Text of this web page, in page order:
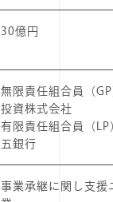
30億円
無限責任組合員（
投資株式会社
有限責任組合員（
五銀行
事業承継に関し支援